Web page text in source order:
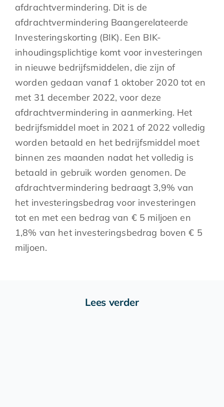
afdrachtvermindering. Dit is de
afdrachtvermindering Baangerelateerde
Investeringskorting (BIK). Een BIK-
inhoudingsplichtige komt voor investeringen
in nieuwe bedrijfsmiddelen, die zijn of
worden gedaan vanaf 1 oktober 2020 tot en
met 31 december 2022, voor deze
afdrachtvermindering in aanmerking. Het
bedrijfsmiddel moet in 2021 of 2022 volledig
worden betaald en het bedrijfsmiddel moet
binnen zes maanden nadat het volledig is
betaald in gebruik worden genomen. De
afdrachtvermindering bedraagt 3,9% van
het investeringsbedrag voor investeringen
tot en met een bedrag van € 5 miljoen en
1,8% van het investeringsbedrag boven € 5
miljoen.
Lees verder